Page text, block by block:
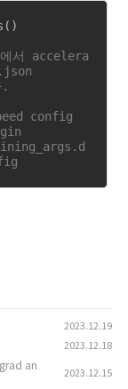
서 accelera
.
config
2023.12.19
2023.12.18
an
2023.12.15